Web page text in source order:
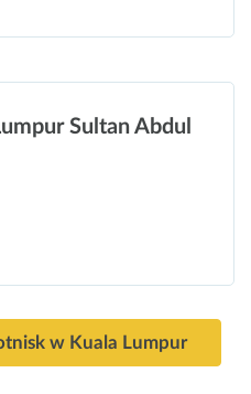
Sultan Abdul
w Kuala Lumpur